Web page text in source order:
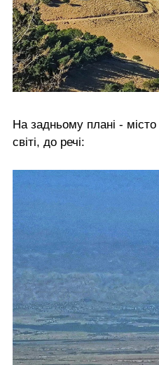
На задньому плані - місто
світі, до речі: